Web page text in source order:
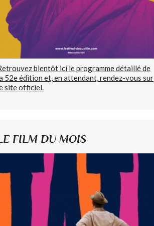
bientôt ici le programme détaillé de
52e édition et, en attendant, rendez-vous sur
site officiel.
FILM DU MOIS